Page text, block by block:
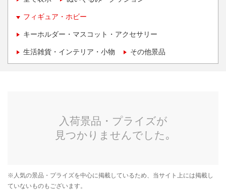
フィギュア・ホビー
キーホルダー・マスコット・アクセサリー
生活雑貨・インテリア・小物 その他景品